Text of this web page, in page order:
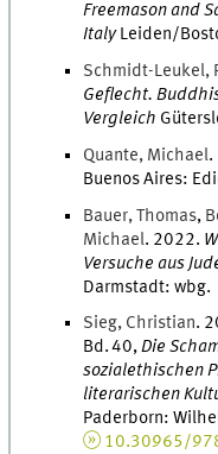
Freemason and
Italy Leiden/
Schmidt-Leukel,
Geflecht.
Vergleich
Quante, Michael.
Buenos Aires:
Bauer,Thomas,
Michael. 2022.
Versuche aus
Darmstadt:wbg.
Sieg, Christian.
Bd.40,Die
sozialethischen
literarischen
Paderborn:
10.30965/